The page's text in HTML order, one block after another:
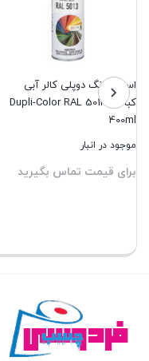
چسب پلی اورتان آکفیکس
مشکی AKFIX P635
موجود در انبار
377,000 تومان